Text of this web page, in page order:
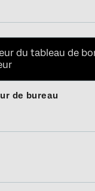
du tableau de